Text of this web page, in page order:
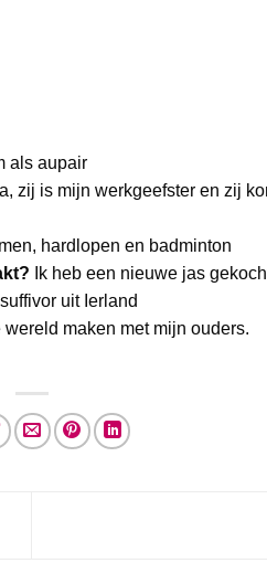
als aupair
zij is mijn werkgeefster en zij
hardlopen en badminton
Ik heb een nieuwe jas
uit Ierland
wereld maken met mijn ouders.